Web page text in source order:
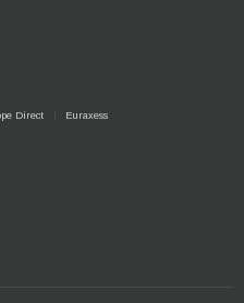
Direct Euraxess